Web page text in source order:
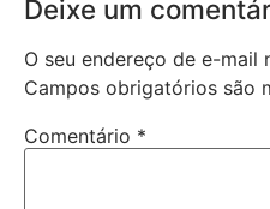
Deixe um
O seu endereço de e-mail
Campos obrigatórios são
Comentário *